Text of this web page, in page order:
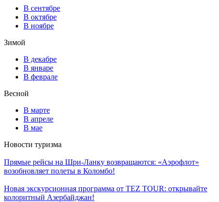
В сентябре
В октябре
В ноябре
Зимой
В декабре
В январе
В феврале
Весной
В марте
В апреле
В мае
Новости туризма
Прямые рейсы на Шри-Ланку возвращаются: «Аэрофлот»
возобновляет полеты в Коломбо!
Новая экскурсионная программа от TEZ TOUR: открывайте
колоритный Азербайджан!